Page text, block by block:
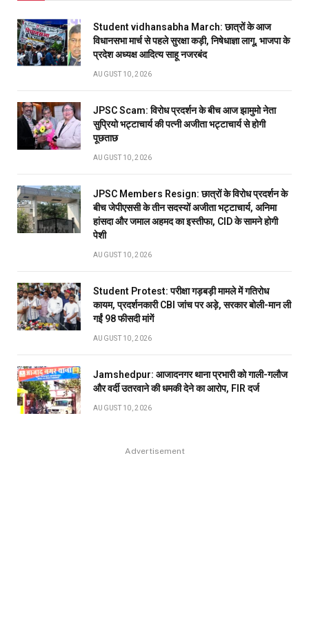
Student vidhansabha March: छात्रों के आज
विधानसभा मार्च से पहले सुरक्षा कड़ी, निषेधाज्ञा लागू, भाजपा के
प्रदेश अध्यक्ष आदित्य साहू नजरबंद
AUGUST 10, 2026
JPSC Scam: विरोध प्रदर्शन के बीच आज झामुमो नेता
सुप्रियो भट्टाचार्य की पत्नी अजीता भट्टाचार्य से होगी
पूछताछ
AUGUST 10, 2026
JPSC Members Resign: छात्रों के विरोध प्रदर्शन के
बीच जेपीएससी के तीन सदस्यों अजीता भट्टाचार्य, अनिमा
हांसदा और जमाल अहमद का इस्तीफा, CID के सामने होगी
पेशी
AUGUST 10, 2026
Student Protest: परीक्षा गड़बड़ी मामले में गतिरोध
कायम, प्रदर्शनकारी CBI जांच पर अड़े, सरकार बोली-मान ली
गईं 98 फीसदी मांगें
AUGUST 10, 2026
Jamshedpur: आजादनगर थाना प्रभारी को गाली-गलौज
और वर्दी उतरवाने की धमकी देने का आरोप, FIR दर्ज
AUGUST 10, 2026
Advertisement